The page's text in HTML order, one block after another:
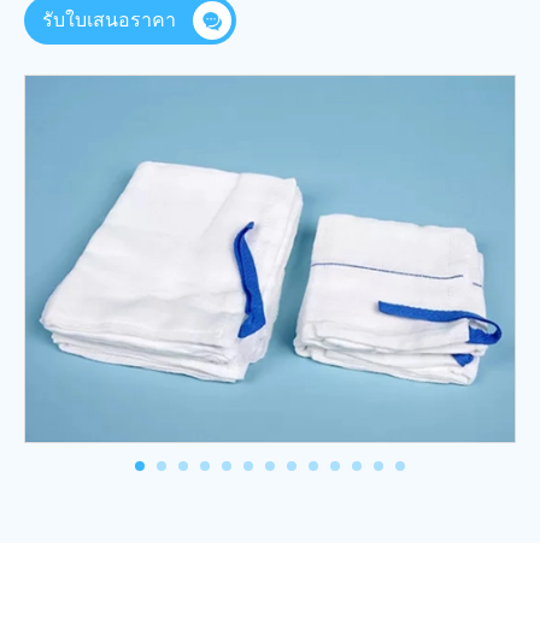
เฉพาะเจาะจง ผู้ให้บริการด้านการดูแลสุขภาพปฏิบัติตาม
โปรโตคอลการดูแลบาดแผลที่จัดตั้งขึ้นเพื่อให้แน่ใจว่ามี
กระบวนการบำบัดและลดความเสี่ยงของภาวะแทรกซ้อน
รับใบเสนอราคา